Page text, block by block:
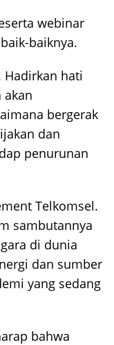
webinar
baiknya.
Hadirkan hati
akan
bergerak
dan
penurunan
Telkomsel.
sambutannya
di dunia
dan sumber
yang sedang
bahwa